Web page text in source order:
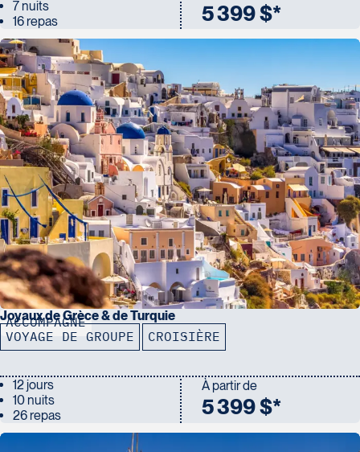
7 nuits
16 repas
5 399 $*
ACCOMPAGNÉ
Joyaux de Grèce & de Turquie
VOYAGE DE GROUPE CROISIÈRE
12 jours
10 nuits
26 repas
À partir de
5 399 $*